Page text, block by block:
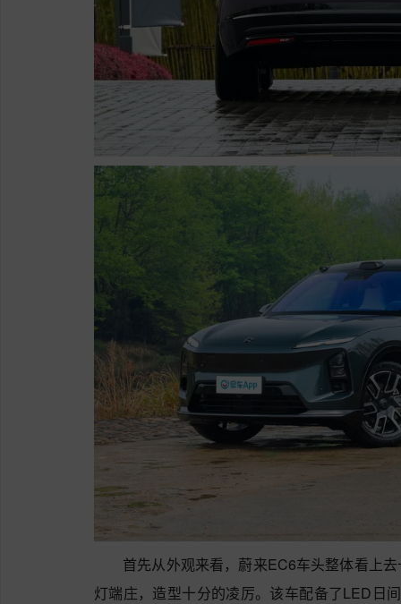
首先从外观来看，蔚来EC6车头整体看上
灯端庄，造型十分的凌厉。该车配备了LED日